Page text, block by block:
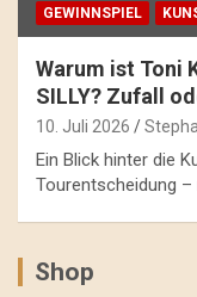
GEWINNSPIEL
Warum ist Toni
SILLY? Zufall
10. Juli 2026
Ein Blick hinter die
Tourentscheidung
Shop